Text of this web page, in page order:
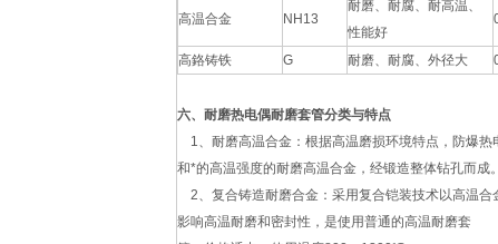
高温合金 NH13
耐磨、耐腐、耐高温、
性能好
高鉻铸铁 G 耐磨、耐腐、外径大
六、耐磨热电偶耐磨套管分类与特点
1、耐磨高温合金：根据高温磨损环境特点，防爆
和*的高温强度的耐磨高温合金，经锻造整体钻孔而
2、复合铸造耐磨合金：采用复合铠装技术以高温合
影响高温耐磨和密封性，是使用普通的高温耐磨套